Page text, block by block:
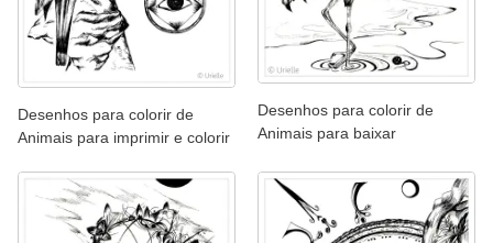
Desenhos para colorir de
Animais para imprimir e colorir
Desenhos para colorir de
Animais para baixar